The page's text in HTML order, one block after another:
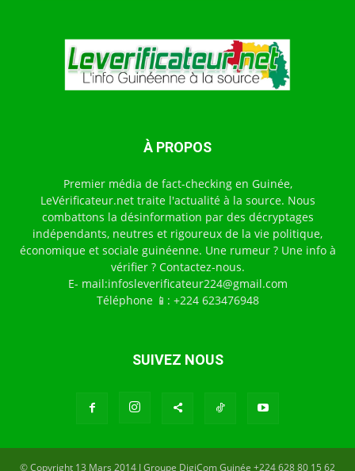
À PROPOS
Premier média de fact-checking en Guinée,
LeVérificateur.net traite l'actualité à la source. Nous
combattons la désinformation par des décryptages
indépendants, neutres et rigoureux de la vie politique,
économique et sociale guinéenne. Une rumeur ? Une info à
vérifier ? Contactez-nous.
E- mail:infosleverificateur224@gmail.com
Téléphone 📱: +224 623476948
SUIVEZ NOUS
© Copyright 13 Mars 2014 I Groupe DigiCom Guinée +224 628 80 15 62